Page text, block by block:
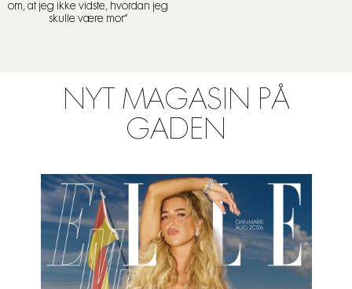
om, at jeg ikke vidste, hvordan jeg
skulle være mor”
NYT MAGASIN PÅ
GADEN